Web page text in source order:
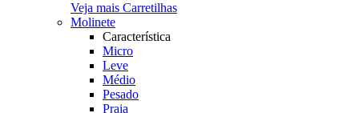
Veja mais Carretilhas
Molinete
Característica
Micro
Leve
Médio
Pesado
Praia